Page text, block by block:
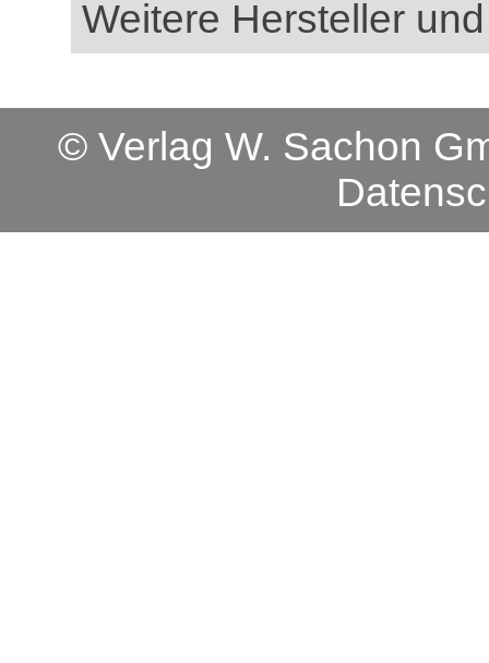
Weitere Hersteller
© Verlag W. Sachon